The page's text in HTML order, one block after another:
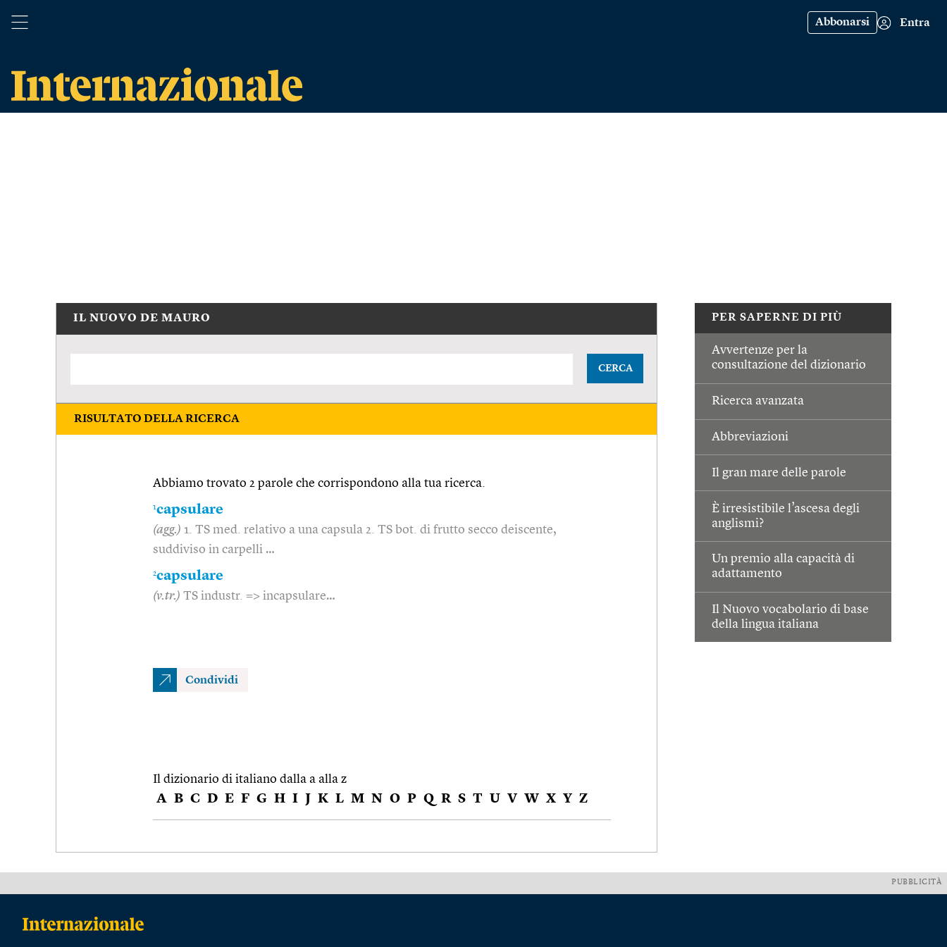
Abbonarsi Entra
PER SAPERNE DI PIÙ
Avvertenze per la
consultazione del dizionario
Ricerca avanzata
Abbreviazioni
Il gran mare delle parole
È irresistibile l’ascesa degli
anglismi?
Un premio alla capacità di
adattamento
Il Nuovo vocabolario di base
della lingua italiana
IL NUOVO DE MAURO
CERCA
RISULTATO DELLA RICERCA
Abbiamo trovato 2 parole che corrispondono alla tua ricerca.
1capsulare
(agg.) 1. TS med. relativo a una capsula 2. TS bot. di frutto secco deiscente,
suddiviso in carpelli …
2capsulare
(v.tr.) TS industr. => incapsulare…
Condividi
Il dizionario di italiano dalla a alla z
A B C D E F G H I J K L M N O P Q R S T U V W X Y Z
PUBBLICITÀ